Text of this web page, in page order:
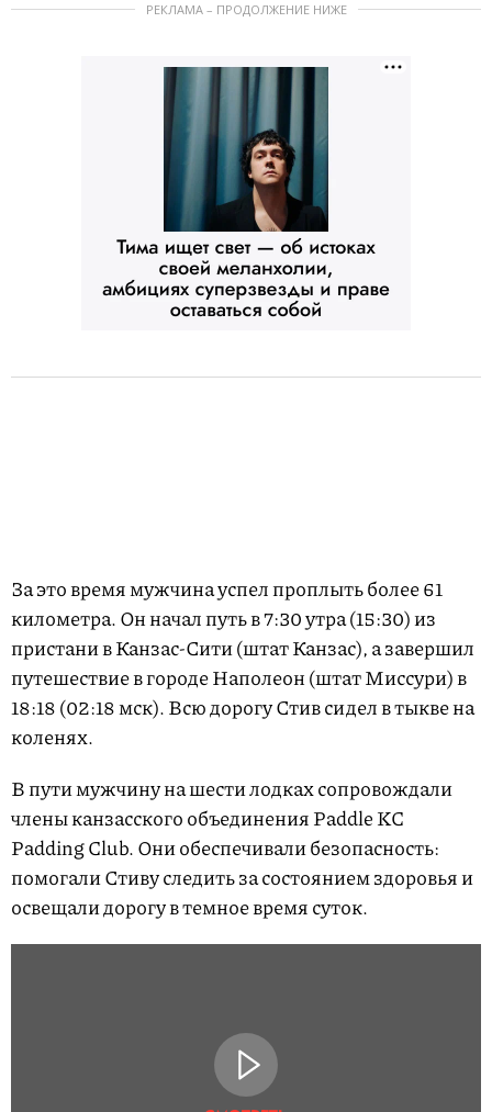
РЕКЛАМА – ПРОДОЛЖЕНИЕ НИЖЕ
За это время мужчина успел проплыть более 61
километра. Он начал путь в 7:30 утра (15:30) из
пристани в Канзас-Сити (штат Канзас), а завершил
путешествие в городе Наполеон (штат Миссури) в
18:18 (02:18 мск). Всю дорогу Стив сидел в тыкве на
коленях.
В пути мужчину на шести лодках сопровождали
члены канзасского объединения Paddle KC
Padding Club. Они обеспечивали безопасность:
помогали Стиву следить за состоянием здоровья и
освещали дорогу в темное время суток.